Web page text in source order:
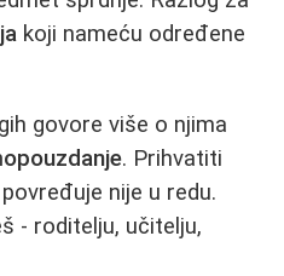
koji nameću određene
govore više o njima
. Prihvatiti
nije u redu.
- roditelju, učitelju,